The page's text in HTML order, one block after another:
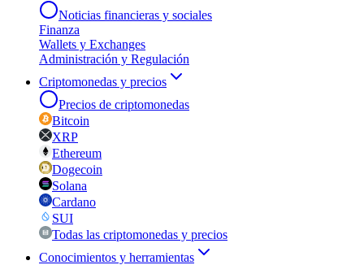
Noticias financieras y sociales
Finanza
Wallets y Exchanges
Administración y Regulación
Criptomonedas y precios
Precios de criptomonedas
Bitcoin
XRP
Ethereum
Dogecoin
Solana
Cardano
SUI
Todas las criptomonedas y precios
Conocimientos y herramientas